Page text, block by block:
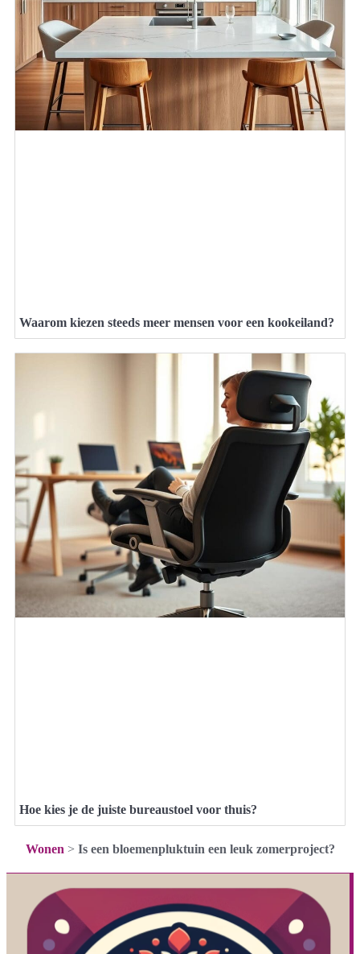
Waarom kiezen steeds meer mensen voor een kookeiland?
Hoe kies je de juiste bureaustoel voor thuis?
Wonen > Is een bloemenpluktuin een leuk zomerproject?